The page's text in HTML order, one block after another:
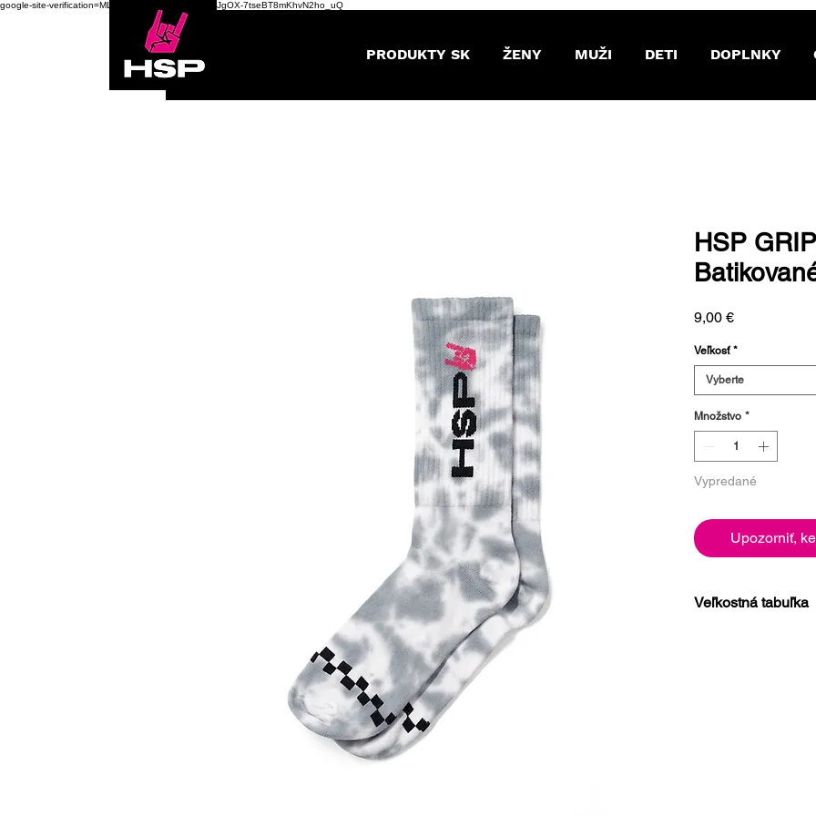
google-site-verification=ML0fWWivSzQBGs8gOHbGJgOX-7tseBT8mKhvN2ho_uQ
PRODUKTY SK ŽENY MUŽI DETI DOPLNKY
HSP
9,00 €Price
Veľkosť *
Vyberte
Množstvo *
Vypredané
Upozorniť,
Veľkostná tabuľka